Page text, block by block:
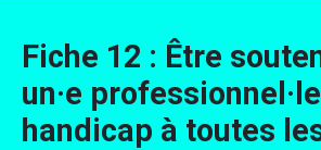
Fiche 12 : Être
un·e
handicap à toutes